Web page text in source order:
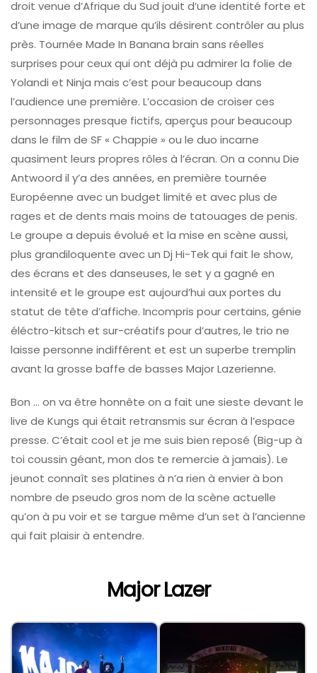
droit venue d’Afrique du Sud jouit d’une identité forte et
d’une image de marque qu’ils désirent contrôler au plus
près. Tournée Made In Banana brain sans réelles
surprises pour ceux qui ont déjà pu admirer la folie de
Yolandi et Ninja mais c’est pour beaucoup dans
l’audience une première. L’occasion de croiser ces
personnages presque fictifs, aperçus pour beaucoup
dans le film de SF « Chappie » ou le duo incarne
quasiment leurs propres rôles à l’écran. On a connu Die
Antwoord il y’a des années, en première tournée
Européenne avec un budget limité et avec plus de
rages et de dents mais moins de tatouages de penis.
Le groupe a depuis évolué et la mise en scène aussi,
plus grandiloquente avec un Dj Hi-Tek qui fait le show,
des écrans et des danseuses, le set y a gagné en
intensité et le groupe est aujourd’hui aux portes du
statut de tête d’affiche. Incompris pour certains, génie
éléctro-kitsch et sur-créatifs pour d’autres, le trio ne
laisse personne indifférent et est un superbe tremplin
avant la grosse baffe de basses Major Lazerienne.
Bon … on va être honnête on a fait une sieste devant le
live de Kungs qui était retransmis sur écran à l’espace
presse. C’était cool et je me suis bien reposé (Big-up à
toi coussin géant, mon dos te remercie à jamais). Le
jeunot connaît ses platines à n’a rien à envier à bon
nombre de pseudo gros nom de la scène actuelle
qu’on à pu voir et se targue même d’un set à l’ancienne
qui fait plaisir à entendre.
Major Lazer